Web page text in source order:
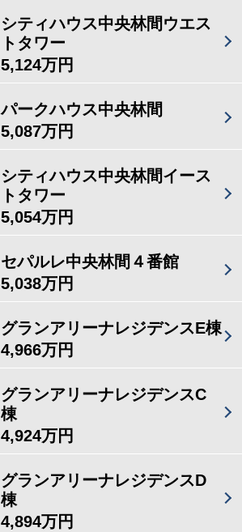
シティハウス中央林間ウエス
トタワー
5,124万円
パークハウス中央林間
5,087万円
シティハウス中央林間イース
トタワー
5,054万円
セパルレ中央林間４番館
5,038万円
グランアリーナレジデンスE棟
4,966万円
グランアリーナレジデンスC
棟
4,924万円
グランアリーナレジデンスD
棟
4,894万円